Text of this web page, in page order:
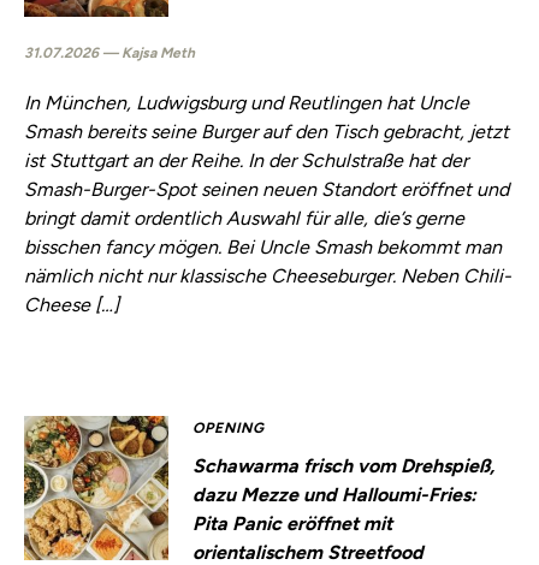
31.07.2026 — Kajsa Meth
In München, Ludwigsburg und Reutlingen hat Uncle
Smash bereits seine Burger auf den Tisch gebracht, jetzt
ist Stuttgart an der Reihe. In der Schulstraße hat der
Smash-Burger-Spot seinen neuen Standort eröffnet und
bringt damit ordentlich Auswahl für alle, die’s gerne
bisschen fancy mögen. Bei Uncle Smash bekommt man
nämlich nicht nur klassische Cheeseburger. Neben Chili-
Cheese […]
OPENING
Schawarma frisch vom Drehspieß,
dazu Mezze und Halloumi-Fries:
Pita Panic eröffnet mit
orientalischem Streetfood